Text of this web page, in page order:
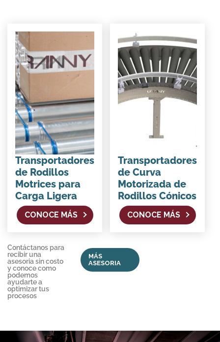
Transportadores
de Rodillos
Motrices para
Carga Ligera
CONOCE MÁS
Transportadores
de Curva
Motorizada de
Rodillos Cónicos
CONOCE MÁS
Contáctanos para
recibir una
asesoria sin costo
y conoce como
podemos
ayudarte a
optimizar tus
procesos
MÁS
ASESORIA